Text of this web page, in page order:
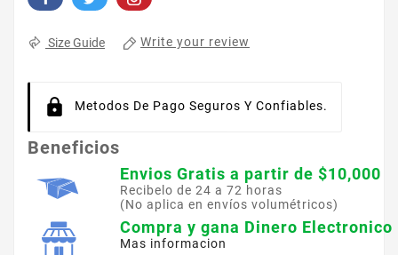
Size Guide Write your review
Metodos De Pago Seguros Y Confiables.
Beneficios
Envios Gratis a partir de $10,000
Recibelo de 24 a 72 horas
(No aplica en envíos volumétricos)
Compra y gana Dinero Electronico
Mas informacion